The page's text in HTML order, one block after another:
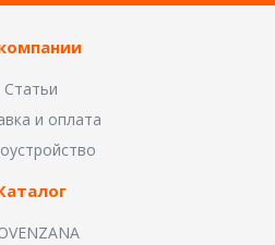
Статьи
и оплата